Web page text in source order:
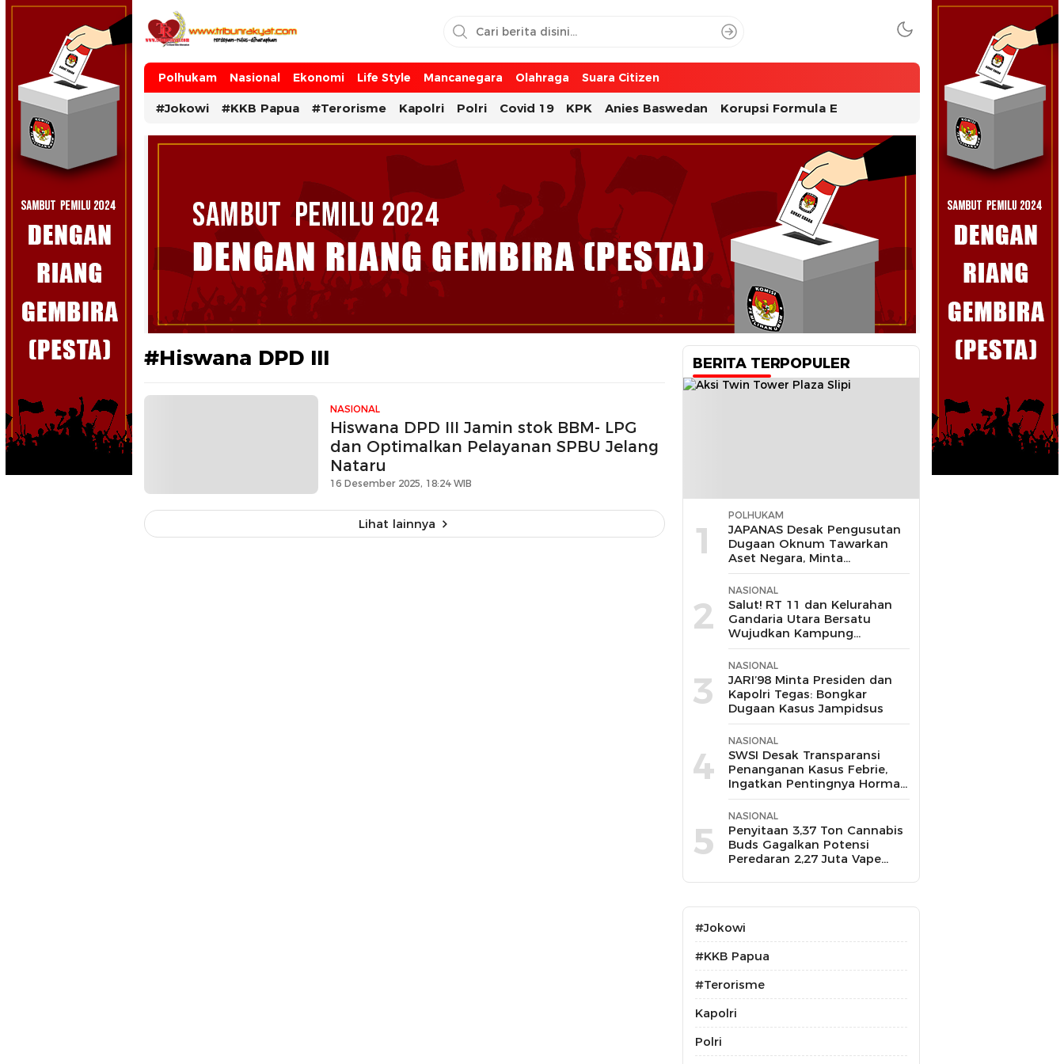
Tribun Rakyat
Tulus – Terdepan – Diharapkan
Polhukam Nasional Ekonomi Life Style Mancanegara Olahraga Suara Citizen
#Jokowi #KKB Papua #Terorisme Kapolri Polri Covid 19 KPK Anies Baswedan Korupsi Formula E
#Hiswana DPD III
NASIONAL
Hiswana DPD III Jamin stok BBM- LPG
dan Optimalkan Pelayanan SPBU Jelang
Nataru
16 Desember 2025, 18:24 WIB
Lihat lainnya
BERITA TERPOPULER
1
POLHUKAM
JAPANAS Desak Pengusutan
Dugaan Oknum Tawarkan
Aset Negara, Minta
Pemerintah Turun Tangan
2
NASIONAL
Salut! RT 11 dan Kelurahan
Gandaria Utara Bersatu
Wujudkan Kampung
Ketahanan Pangan,
Hadiahnya Sepeda hingga Air
Fryer
3
NASIONAL
JARI’98 Minta Presiden dan
Kapolri Tegas: Bongkar
Dugaan Kasus Jampidsus
4
NASIONAL
SWSI Desak Transparansi
Penanganan Kasus Febrie,
Ingatkan Pentingnya Hormati
Profesi Wartawan
5
NASIONAL
Penyitaan 3,37 Ton Cannabis
Buds Gagalkan Potensi
Peredaran 2,27 Juta Vape
#Jokowi
#KKB Papua
#Terorisme
Kapolri
Polri